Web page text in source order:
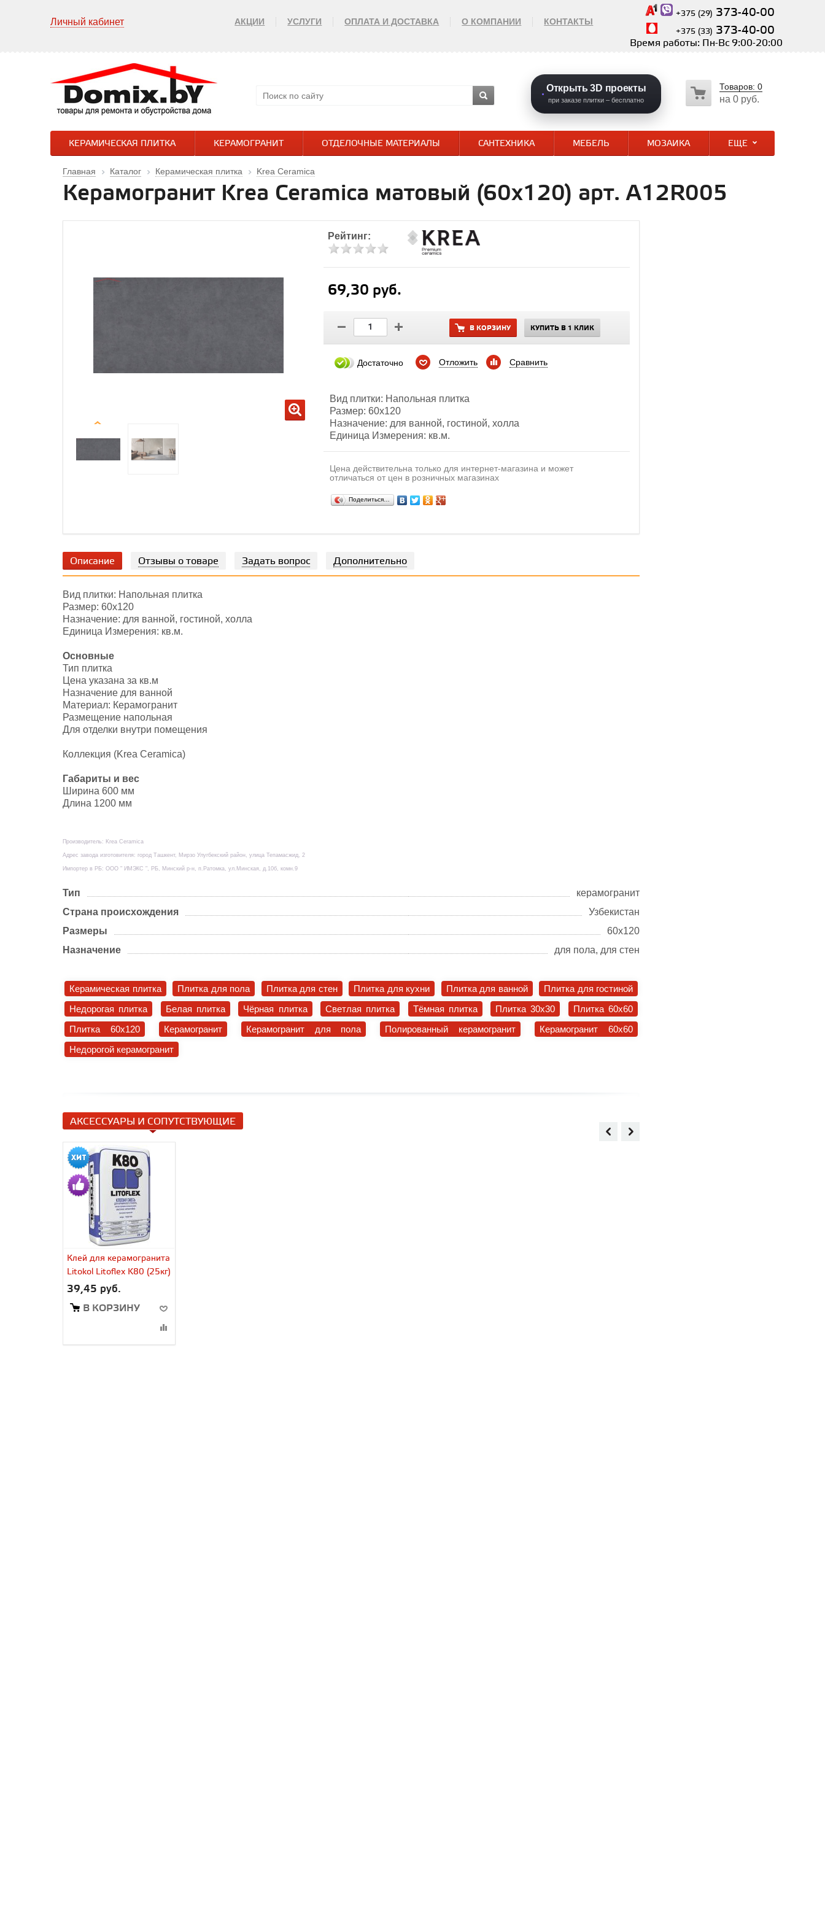
Личный кабинет АКЦИИ УСЛУГИ ОПЛАТА И ДОСТАВКА О КОМПАНИИ КОНТАКТЫ
+375 (29) 373-40-00
+375 (33) 373-40-00
Время работы: Пн-Вс 9:00-20:00
Открыть 3D проекты
при заказе плитки – бесплатно
Товаров: 0
на 0 руб.
КЕРАМИЧЕСКАЯ ПЛИТКА КЕРАМОГРАНИТ ОТДЕЛОЧНЫЕ МАТЕРИАЛЫ САНТЕХНИКА МЕБЕЛЬ МОЗАИКА ЕЩЕ
Главная Каталог Керамическая плитка Krea Ceramica
Керамогранит Krea Ceramica матовый (60х120) арт. A12R005
Рейтинг:
69,30 руб.
В КОРЗИНУ КУПИТЬ В 1 КЛИК
Достаточно Отложить Сравнить
Вид плитки: Напольная плитка
Размер: 60х120
Назначение: для ванной, гостиной, холла
Единица Измерения: кв.м.
Цена действительна только для интернет-магазина и может
отличаться от цен в розничных магазинах
Поделиться…
Описание Отзывы о товаре Задать вопрос Дополнительно
Вид плитки: Напольная плитка
Размер: 60х120
Назначение: для ванной, гостиной, холла
Единица Измерения: кв.м.
Основные
Тип плитка
Цена указана за кв.м
Назначение для ванной
Материал: Керамогранит
Размещение напольная
Для отделки внутри помещения
Коллекция (Krea Ceramica)
Габариты и вес
Ширина 600 мм
Длина 1200 мм
Производитель: Krea Ceramica
Адрес завода изготовителя: город Ташкент, Мирзо Улугбекский район, улица Тепамасжид, 2
Импортер в РБ: ООО " ИМЭКС ", РБ, Минский р-н, п.Ратомка, ул.Минская, д.10б, комн.9
Тип
керамогранит
Страна происхождения
Узбекистан
Размеры
60х120
Назначение
для пола, для стен
Керамическая плитка Плитка для пола Плитка для стен Плитка для кухни Плитка для ванной
Плитка для гостиной
Недорогая плитка
Белая плитка Чёрная плитка Светлая плитка Тёмная плитка Плитка 30x30
Плитка 60x60
Плитка 60x120
Керамогранит Керамогранит для пола Полированный керамогранит
Керамогранит 60x60
Недорогой керамогранит
АКСЕССУАРЫ И СОПУТСТВУЮЩИЕ
Клей для керамогранита
Litokol Litoflex K80 (25кг)
39,45 руб.
В КОРЗИНУ